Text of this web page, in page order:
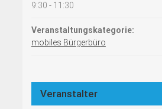
9:30 - 11:30
Veranstaltungskategorie:
mobiles Bürgerbüro
Veranstalter